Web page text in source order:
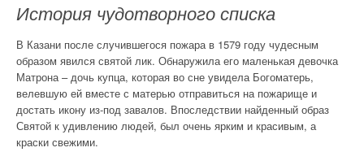
История чудотворного списка
В Казани после случившегося пожара в 1579 году чудесным
образом явился святой лик. Обнаружила его маленькая девочка
Матрона – дочь купца, которая во сне увидела Богоматерь,
велевшую ей вместе с матерью отправиться на пожарище и
достать икону из-под завалов. Впоследствии найденный образ
Святой к удивлению людей, был очень ярким и красивым, а
краски свежими.